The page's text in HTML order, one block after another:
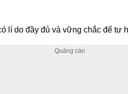
lí do đầy đủ và vững chắc để tự